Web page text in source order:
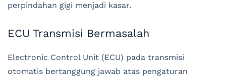
perpindahan gigi menjadi kasar.
ECU Transmisi Bermasalah
Electronic Control Unit (ECU) pada transmisi
otomatis bertanggung jawab atas pengaturan